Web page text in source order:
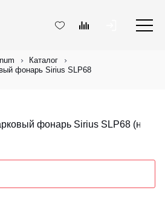
Каталог
фонарь Sirius SLP68